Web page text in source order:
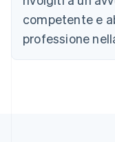
competente e
professione
Cina
简体中文English
Cipro